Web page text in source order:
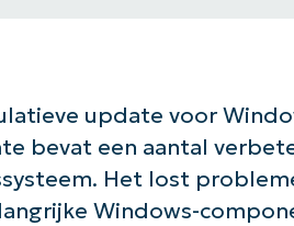
update voor
bevat een aantal
Het lost
Windows-